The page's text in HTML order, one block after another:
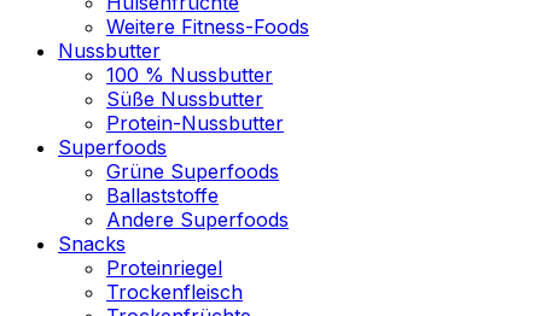
Weitere Fitness-Foods
Nussbutter
100 % Nussbutter
Süße Nussbutter
Protein-Nussbutter
Superfoods
Grüne Superfoods
Ballaststoffe
Andere Superfoods
Snacks
Proteinriegel
Trockenfleisch